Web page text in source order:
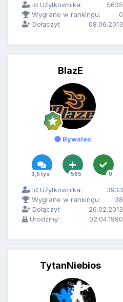
Id Użytkownika:
5635
Wygrane w rankingu:
0
Dołączył:
08.06.2013
BlazE
Bywalec
3,5 tys. 565 0
Id Użytkownika:
3933
Wygrane w rankingu:
38
Dołączył:
26.02.2013
Urodziny:
02.04.1990
TytanNiebios